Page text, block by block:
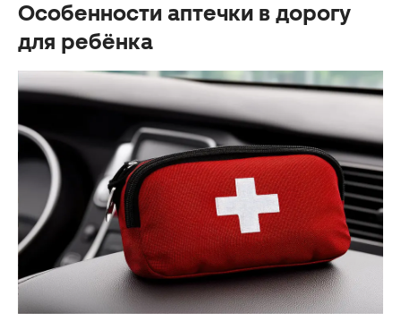
Особенности аптечки в дорогу
для ребёнка